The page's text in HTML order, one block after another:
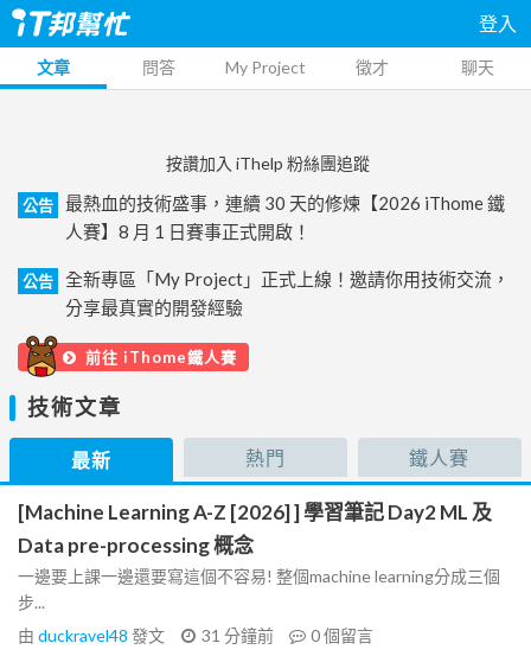
登入
文章 問答 My Project 徵才 聊天
按讚加入 iThelp 粉絲團追蹤
公告
最熱血的技術盛事，連續 30 天的修煉【2026 iThome 鐵
人賽】8 月 1 日賽事正式開啟！
公告
全新專區「My Project」正式上線！邀請你用技術交流，
分享最真實的開發經驗
前往 iThome鐵人賽
技術文章
最新 熱門 鐵人賽
[Machine Learning A-Z [2026] ] 學習筆記 Day2 ML 及
Data pre-processing 概念
一邊要上課一邊還要寫這個不容易! 整個machine learning分成三個
步...
由 duckravel48 發文 31 分鐘前 0個留言